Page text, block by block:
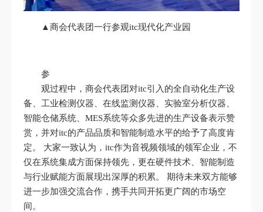
▲商会代表团一行参观itc现代化产业园
参
观过程中，商会代表团对itc引入的全自动化生产设
备、工业检测仪器、在线监测仪器、实验室分析仪器、
智能仓储系统、MES系统等众多先进的生产设备表示赞
赏，并对itc的产品品质和智能制造水平的给予了高度肯
定。 大家一致认为，itc作为音视频领域的领军企业，不
仅在系统集成方面保持领先，更在硬件技术、智能制造
与行业赋能方面展现出深厚的积累。 期待未来双方能够
进一步加强交流合作，携手共同开拓更广阔的市场空
间。